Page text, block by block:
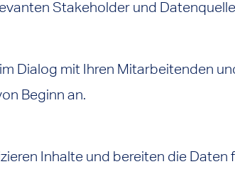
Stakeholder und
Dialog mit Ihren Mitarbeitenden
Beginn an.
Inhalte und bereiten die Daten